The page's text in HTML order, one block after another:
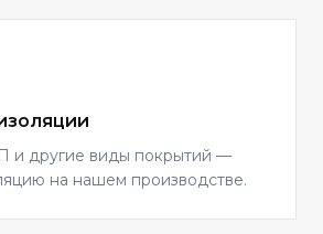
другие виды покрытий —
на нашем производстве.